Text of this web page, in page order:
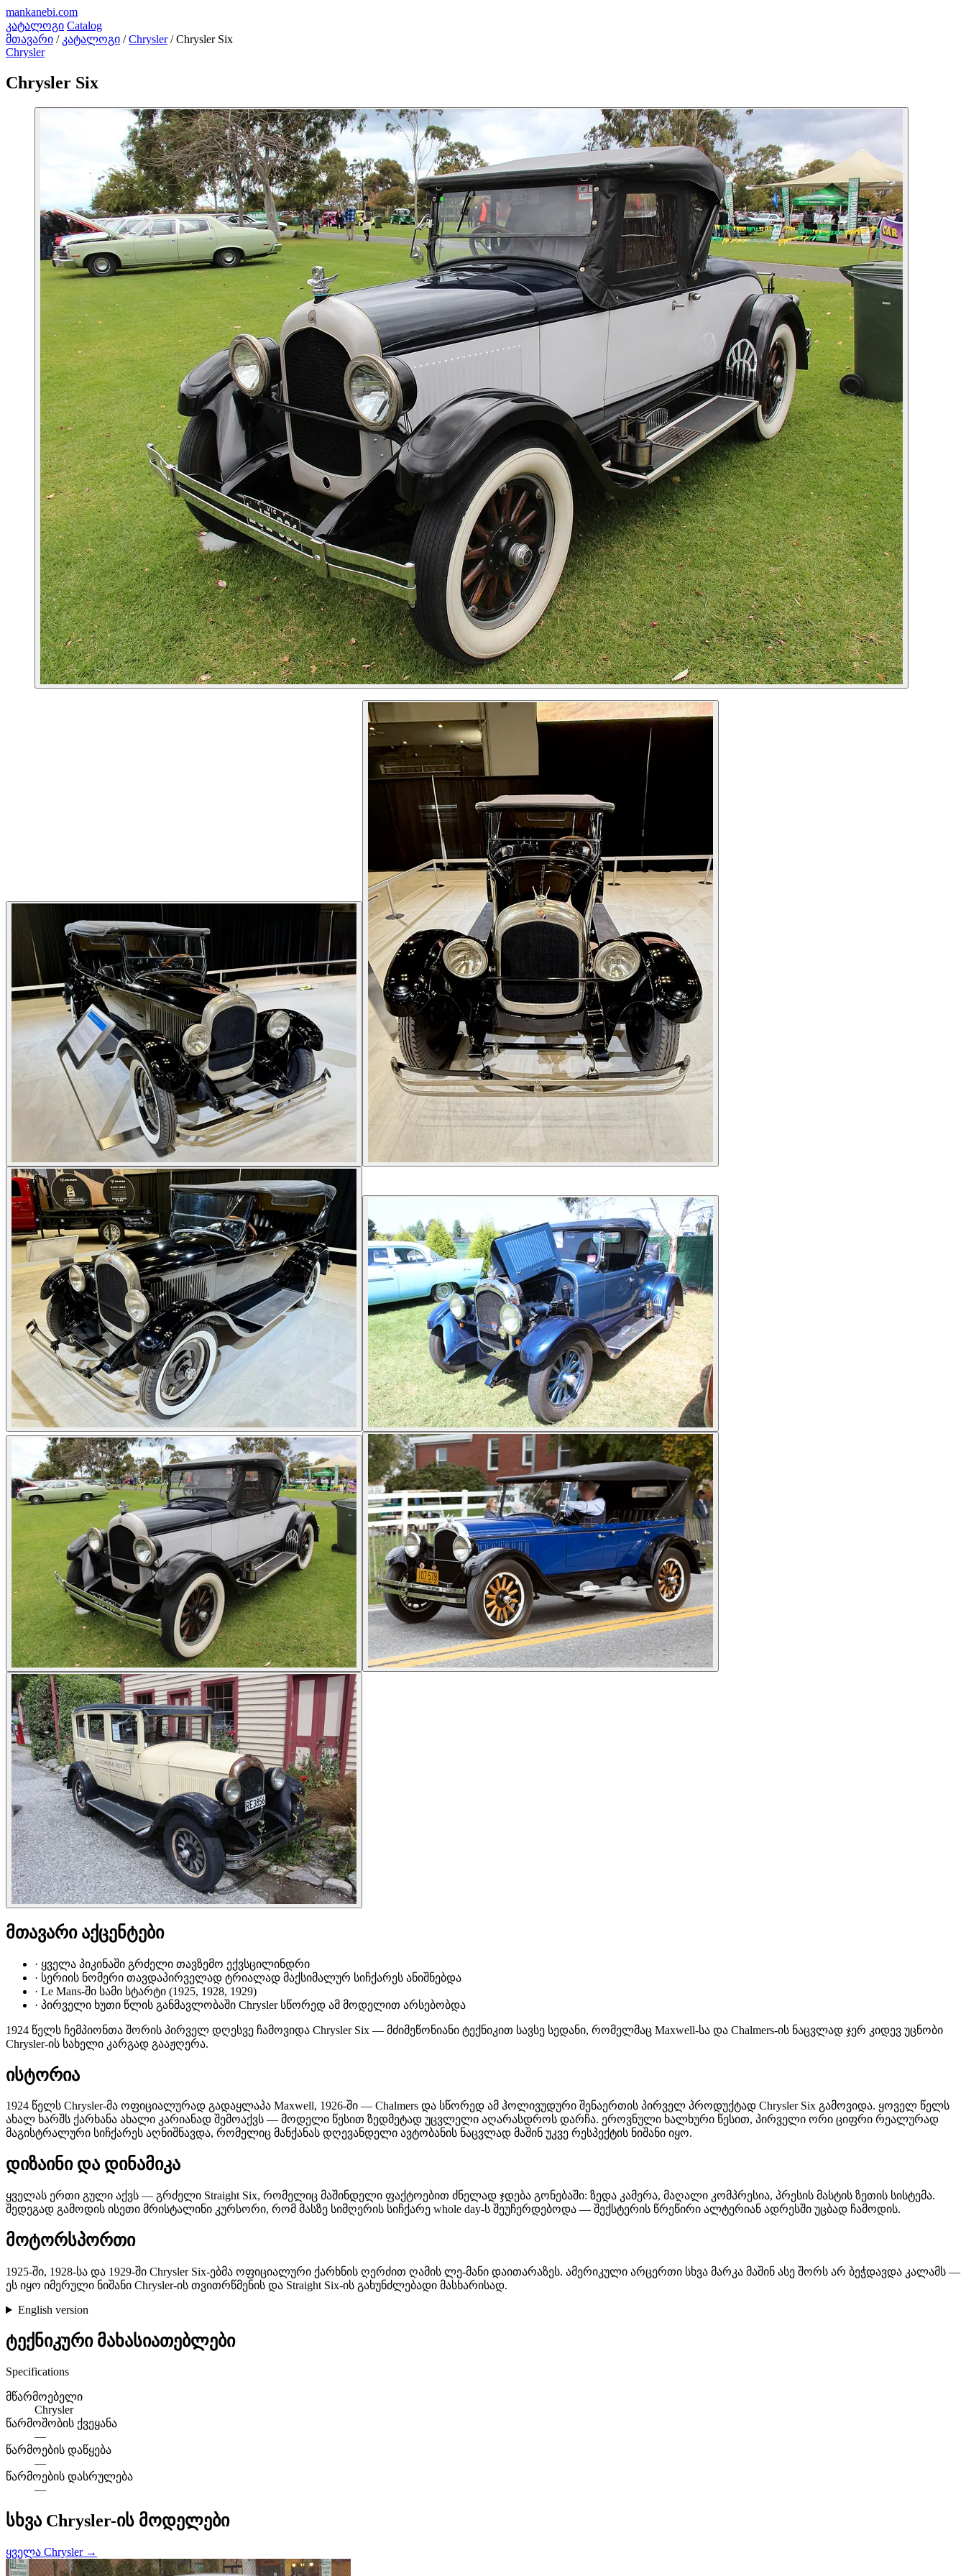
mankanebi.com
კატალოგი Catalog
მთავარი / კატალოგი / Chrysler / Chrysler Six
Chrysler
Chrysler Six
მთავარი აქცენტები
· ყველა პიკინაში გრძელი თავზემო ექვსცილინდრი
· სერიის ნომერი თავდაპირველად ტრიალად მაქსიმალურ სიჩქარეს ანიშნებდა
· Le Mans-ში სამი სტარტი (1925, 1928, 1929)
· პირველი ხუთი წლის განმავლობაში Chrysler სწორედ ამ მოდელით არსებობდა
1924 წელს ჩემპიონთა შორის პირველ დღესვე ჩამოვიდა Chrysler Six — მძიმეწონიანი ტექნიკით სავსე სედანი, რომელმაც Maxwell-სა და Chalmers-ის ნაცვლად ჯერ კიდევ უცნობი
Chrysler-ის სახელი კარგად გააჟღერა.
ისტორია
1924 წელს Chrysler-მა ოფიციალურად გადაყლაპა Maxwell, 1926-ში — Chalmers და სწორედ ამ ჰოლივუდური შენაერთის პირველ პროდუქტად Chrysler Six გამოვიდა. ყოველ წელს
ახალ ხარშს ქარხანა ახალი კარიანად შემოაქვს — მოდელი წესით ზედმეტად უცვლელი აღარასდროს დარჩა. ეროვნული ხალხური წესით, პირველი ორი ციფრი რეალურად
მაგისტრალური სიჩქარეს აღნიშნავდა, რომელიც მანქანას დღევანდელი ავტობანის ნაცვლად მაშინ უკვე რესპექტის ნიშანი იყო.
დიზაინი და დინამიკა
ყველას ერთი გული აქვს — გრძელი Straight Six, რომელიც მაშინდელი ფაქტოებით ძნელად ჯდება გონებაში: ზედა კამერა, მაღალი კომპრესია, პრესის მასტის ზეთის სისტემა.
შედეგად გამოდის ისეთი მრისტალინი კურსორი, რომ მასზე სიმღერის სიჩქარე whole day-ს შეუჩერდებოდა — შექსტერის წრეწირი ალტერიან ადრესში უცბად ჩამოდის.
მოტორსპორთი
1925-ში, 1928-სა და 1929-ში Chrysler Six-ებმა ოფიციალური ქარხნის ღერძით ღამის ლე-მანი დაითარაზეს. ამერიკული არცერთი სხვა მარკა მაშინ ასე შორს არ ბეჭდავდა კალამს —
ეს იყო იმერული ნიშანი Chrysler-ის თვითრწმენის და Straight Six-ის გახუნძლებადი მასხარისად.
English version
ტექნიკური მახასიათებლები
Specifications
მწარმოებელი
Chrysler
წარმოშობის ქვეყანა
—
წარმოების დაწყება
—
წარმოების დასრულება
—
სხვა Chrysler-ის მოდელები
ყველა Chrysler →